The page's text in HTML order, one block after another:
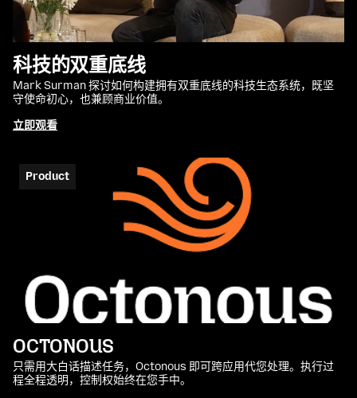
科技的双重底线
Mark Surman 探讨如何构建拥有双重底线的科技生态系统，既坚
守使命初心，也兼顾商业价值。
立即观看
OCTONOUS
Product
只需用大白话描述任务，Octonous 即可跨应用代您处理。执行过
程全程透明，控制权始终在您手中。